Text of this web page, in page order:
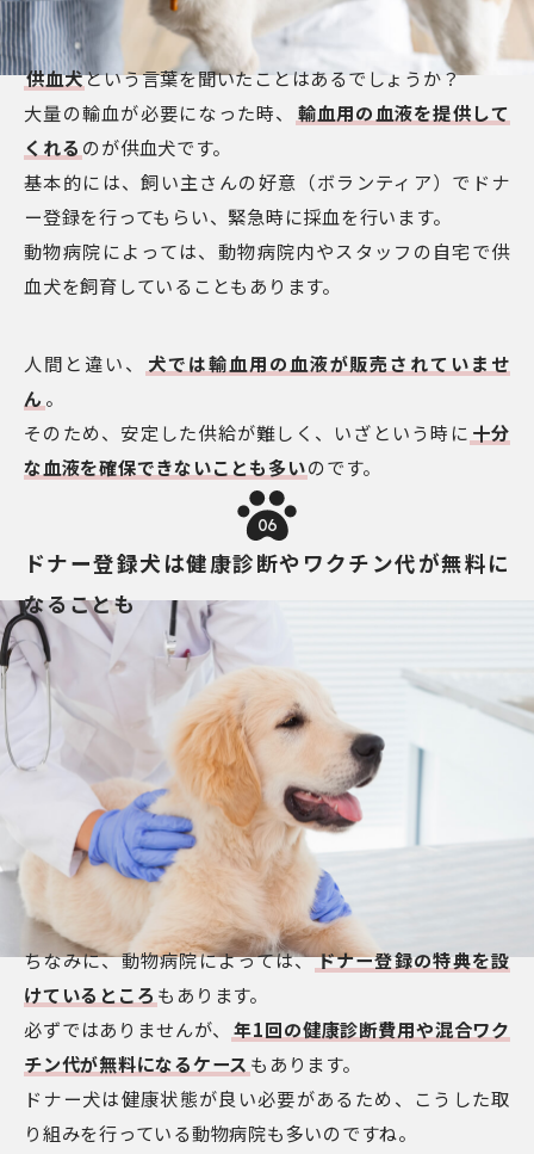
供血犬という言葉を聞いたことはあるでしょうか？
大量の輸血が必要になった時、
輸血用の血液を提供して
くれる のが供血犬です。
基本的には、飼い主さんの好意（ボランティア）でドナ
ー登録を行ってもらい、緊急時に採血を行います。
動物病院によっては、動物病院内やスタッフの自宅で供
血犬を飼育していることもあります。
人間と違い、
犬では輸血用の血液が販売されていませ
ん 。
そのため、安定した供給が難しく、いざという時に 十分
な血液を確保できないことも多いのです。
06
ドナー登録犬は健康診断やワクチン代が無料に
なることも
ちなみに、動物病院によっては、ドナー登録の特典を設
けているところ もあります。
必ずではありませんが、 年1回の健康診断費用や混合ワク
チン代が無料になるケース もあります。
ドナー犬は健康状態が良い必要があるため、こうした取
り組みを行っている動物病院も多いのですね。